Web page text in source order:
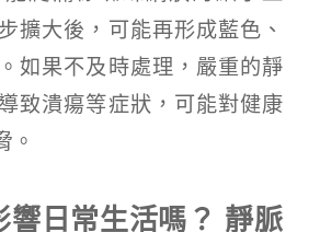
擴大後，可能再形成藍色、
如果不及時處理，嚴重的靜
致潰瘍等症狀，可能對健康
。
響日常生活嗎？ 靜脈